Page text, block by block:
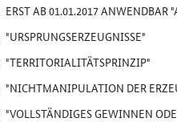
ERST AB 01.01.2017 ANWENDBAR
"URSPRUNGSERZEUGNISSE"
"TERRITORIALITÄTSPRINZIP"
"NICHTMANIPULATION DER
"VOLLSTÄNDIGES GEWINNEN